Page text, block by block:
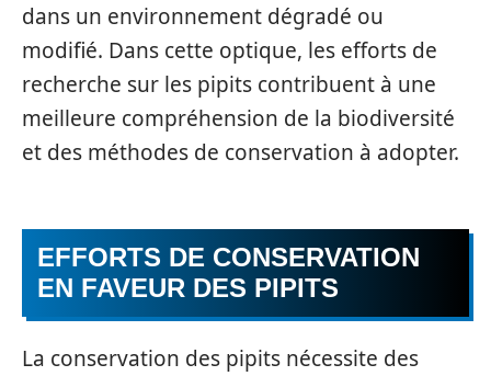
dans un environnement dégradé ou
modifié. Dans cette optique, les efforts de
recherche sur les pipits contribuent à une
meilleure compréhension de la biodiversité
et des méthodes de conservation à adopter.
EFFORTS DE CONSERVATION
EN FAVEUR DES PIPITS
La conservation des pipits nécessite des